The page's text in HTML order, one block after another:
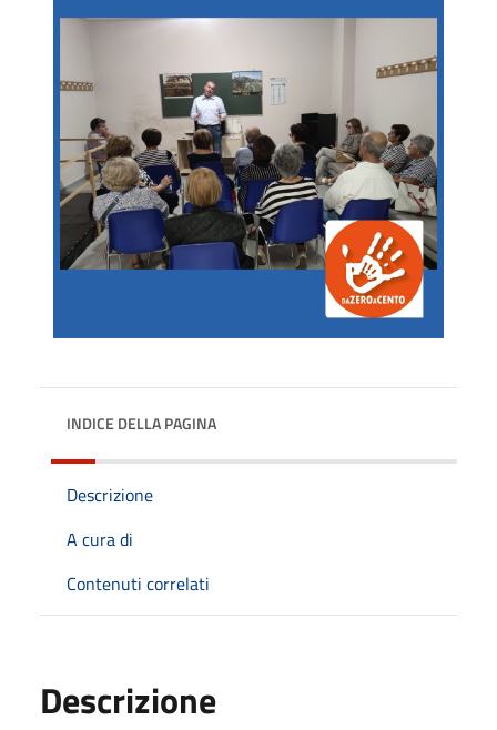
INDICE DELLA PAGINA
Descrizione
A cura di
Contenuti correlati
Descrizione